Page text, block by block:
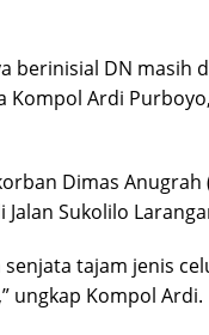
berinisial DN masih
Kompol Ardi
Dimas Anugrah
Sukolilo
tajam jenis
ungkap Kompol Ardi.